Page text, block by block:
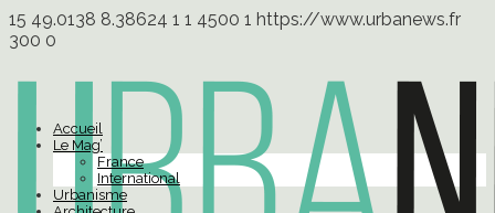
15 49.0138 8.38624 1 1 4500 1 https://www.urbanews.fr
300 0
Accueil
Le Mag’
France
International
Urbanisme